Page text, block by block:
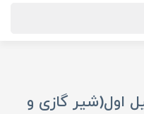
اول(شیر گازی و